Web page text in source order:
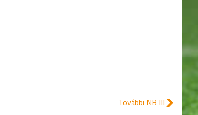
További NB III